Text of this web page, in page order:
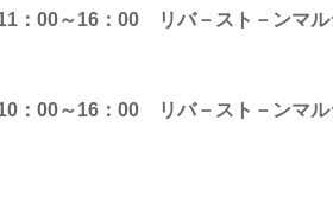
：00～16：00 リバ－スト－ンマル
：00～16：00 リバ－スト－ンマル